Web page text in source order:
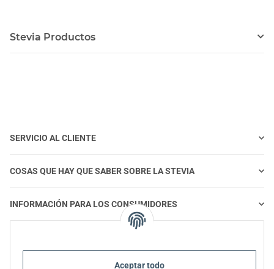
Aceptar todo
Stevia Productos
SERVICIO AL CLIENTE
COSAS QUE HAY QUE SABER SOBRE LA STEVIA
INFORMACIÓN PARA LOS CONSUMIDORES